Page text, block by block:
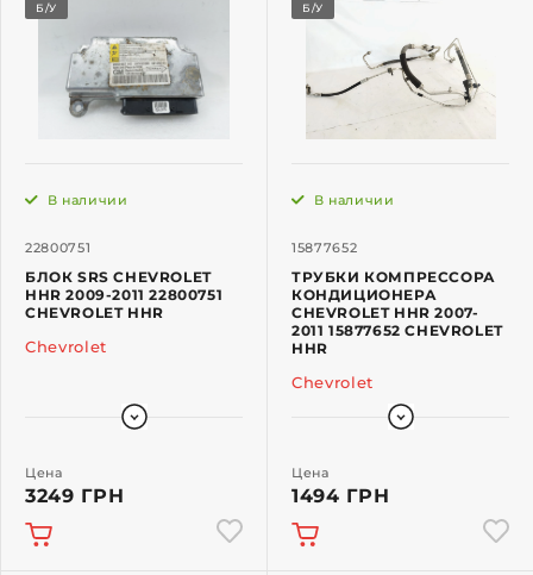
Б/У
22800751
В наличии
БЛОК SRS CHEVROLET
HHR 2009-2011 22800751
CHEVROLET HHR
Chevrolet
Цена
3249 ГРН
Б/У
15877652
В наличии
ТРУБКИ КОМПРЕССОРА
КОНДИЦИОНЕРА
CHEVROLET HHR 2007-
2011 15877652 CHEVROLET
HHR
Chevrolet
Цена
1494 ГРН